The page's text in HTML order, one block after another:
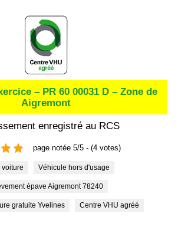
– PR 60 00031 D – Zone de
Aigremont
enregistré au RCS
page notée 5/5 - (4 votes)
voiture Véhicule hors d'usage
épave Aigremont 78240
gratuite Yvelines Centre VHU agréé